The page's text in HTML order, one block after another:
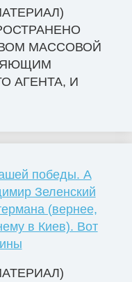
МАССОВОЙ
АГЕНТА, И
победы. А
Зеленский
(вернее,
в Киев). Вот